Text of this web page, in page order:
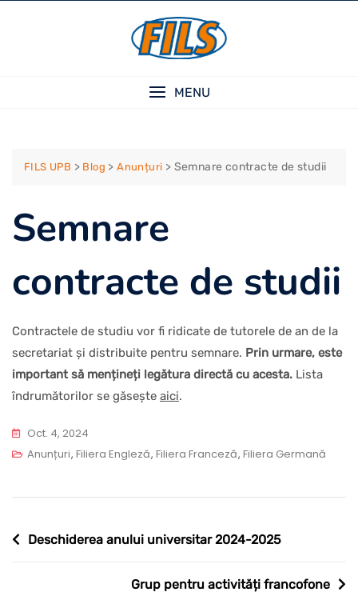
MENU
FILS UPB > Blog >Anunțuri > Semnare contracte de studii
Semnare
contracte de studii
Contractele de studiu vor fi ridicate de tutorele de an de la
secretariat și distribuite pentru semnare. Prin urmare, este
important să mențineți legătura directă cu acesta. Lista
îndrumătorilor se găsește aici.
Oct. 4, 2024
Anunțuri, Filiera Engleză, Filiera Franceză, Filiera Germană
Navigare
Deschiderea anului universitar 2024-2025
Grup pentru activități francofone